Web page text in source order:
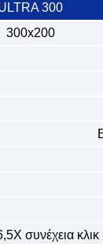
300
300x200
συνέχεια